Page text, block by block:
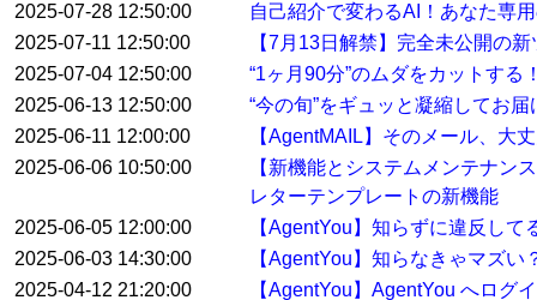
2025-07-28 12:50:00
自己紹介で変わるAI！あなた専
2025-07-11 12:50:00
【7月13日解禁】完全未公開の
2025-07-04 12:50:00
“1ヶ月90分”のムダをカットす
2025-06-13 12:50:00
“今の旬”をギュッと凝縮してお
2025-06-11 12:00:00
【AgentMAIL】そのメール、大
2025-06-06 10:50:00
【新機能とシステムメンテナン
レターテンプレートの新機能
2025-06-05 12:00:00
【AgentYou】知らずに違反し
2025-06-03 14:30:00
【AgentYou】知らなきゃマズ
2025-04-12 21:20:00
【AgentYou】AgentYou へログ